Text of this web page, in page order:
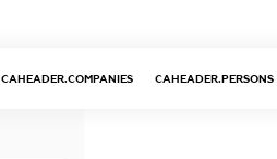
CAHEADER.COMPANIES CAHEADER.PERSONS